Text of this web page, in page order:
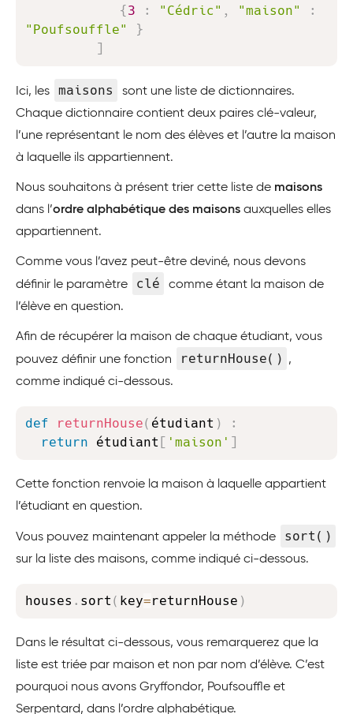
{3 : "Cédric" , "maison"
:
"Poufsouffle"
}
]
Ici, les maisons
sont une liste de dictionnaires.
Chaque dictionnaire contient deux paires clé-valeur,
l’une représentant le nom des élèves et l’autre la maison
à laquelle ils appartiennent.
Nous souhaitons à présent trier cette liste de maisons
dans l’ordre alphabétique des maisons auxquelles elles
appartiennent.
Comme vous l’avez peut-être deviné, nous devons
définir le paramètre
clé
comme étant la maison de
l’élève en question.
Afin de récupérer la maison de chaque étudiant, vous
pouvez définir une fonction
returnHouse()
,
comme indiqué ci-dessous.
def returnHouse( étudiant )
:
return étudiant [ 'maison' ]
Cette fonction renvoie la maison à laquelle appartient
l’étudiant en question.
Vous pouvez maintenant appeler la méthode sort()
sur la liste des maisons, comme indiqué ci-dessous.
houses . sort ( key=returnHouse )
Dans le résultat ci-dessous, vous remarquerez que la
liste est triée par maison et non par nom d’élève. C’est
pourquoi nous avons Gryffondor, Poufsouffle et
Serpentard, dans l’ordre alphabétique.